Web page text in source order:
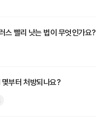
스 빨리 낫는 법이 무엇인가요?
부터 처방되나요?